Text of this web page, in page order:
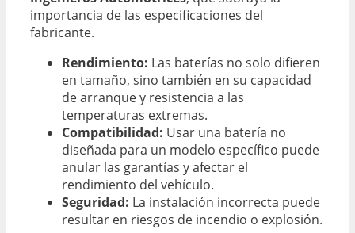
importancia de las especificaciones del
fabricante.
Rendimiento: Las baterías no solo difieren
en tamaño, sino también en su capacidad
de arranque y resistencia a las
temperaturas extremas.
Compatibilidad: Usar una batería no
diseñada para un modelo específico puede
anular las garantías y afectar el
rendimiento del vehículo.
Seguridad: La instalación incorrecta puede
resultar en riesgos de incendio o explosión.